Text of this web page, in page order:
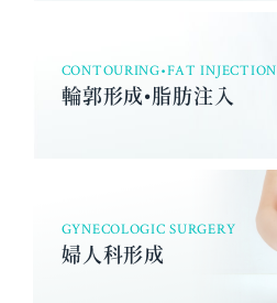
CONTOURING•FAT INJECTION
輪郭形成•脂肪注入
GYNECOLOGIC SURGERY
婦人科形成